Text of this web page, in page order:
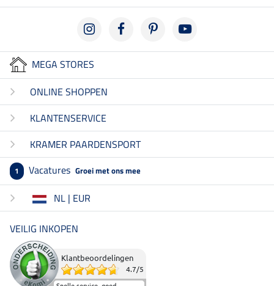
MEGA STORES
ONLINE SHOPPEN
KLANTENSERVICE
KRAMER PAARDENSPORT
1 Vacatures Groei met ons mee
NL | EUR
VEILIG INKOPEN
Klantbeoordelingen
4.7/5